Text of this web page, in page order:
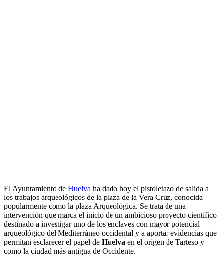
El Ayuntamiento de Huelva ha dado hoy el pistoletazo de salida a
los trabajos arqueológicos de la plaza de la Vera Cruz, conocida
popularmente como la plaza Arqueológica. Se trata de una
intervención que marca el inicio de un ambicioso proyecto científico
destinado a investigar uno de los enclaves con mayor potencial
arqueológico del Mediterráneo occidental y a aportar evidencias que
permitan esclarecer el papel de Huelva en el origen de Tarteso y
como la ciudad más antigua de Occidente.